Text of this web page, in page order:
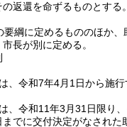
返還を命ずるものとする。
要綱に定めるもののほか
長が別に定める。
、令和7年4月1日から施行
、令和11年3月31日限り、
までに交付決定がなされた